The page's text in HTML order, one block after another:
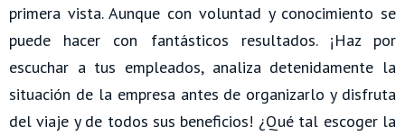
primera vista. Aunque con voluntad y conocimiento se
puede hacer con fantásticos resultados. ¡Haz por
escuchar a tus empleados, analiza detenidamente la
situación de la empresa antes de organizarlo y disfruta
del viaje y de todos sus beneficios! ¿Qué tal escoger la